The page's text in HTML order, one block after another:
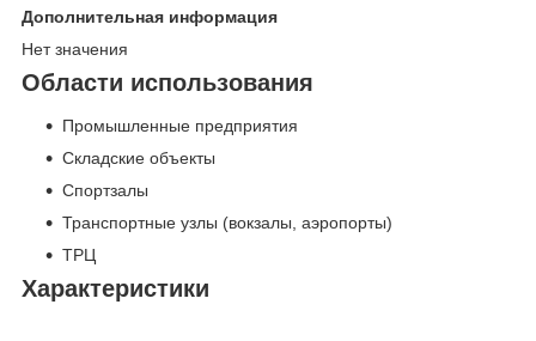
Дополнительная информация
Нет значения
Области использования
Промышленные предприятия
Складские объекты
Спортзалы
Транспортные узлы (вокзалы, аэропорты)
ТРЦ
Характеристики